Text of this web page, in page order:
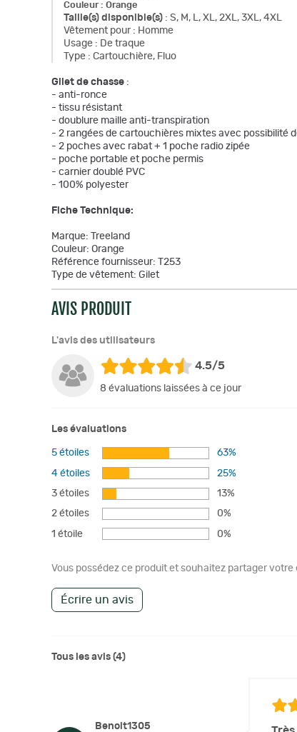
Couleur: Orange
Taille(s) disponible(s) : S, M, L, XL, 2XL, 3XL, 4XL
Vêtement pour : Homme
Usage : De traque
Type : Cartouchière, Fluo
Gilet de chasse :
- anti-ronce
- tissu résistant
- doublure maille anti-transpiration
- 2 rangées de cartouchières mixtes avec possibilité
- 2 poches avec rabat + 1 poche radio zipée
- poche portable et poche permis
- carnier doublé PVC
- 100% polyester
Fiche Technique:
Marque: Treeland
Couleur: Orange
Référence fournisseur: T253
Type de vêtement: Gilet
AVIS PRODUIT
L'avis des utilisateurs
4.5/5
8 évaluations laissées à ce jour
Les évaluations
5 étoiles 63%
4 étoiles 25%
3 étoiles 13%
2 étoiles 0%
1 étoile 0%
Vous possédez ce produit et souhaitez partager
Écrire un avis
Tous les avis (4)
Benoit1305